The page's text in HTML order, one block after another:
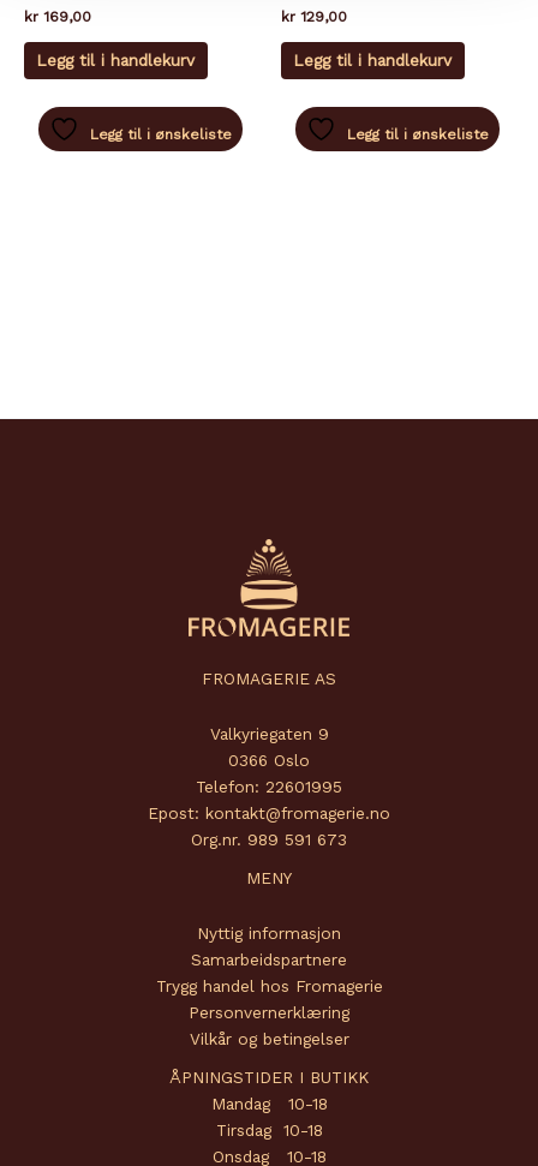
kr 169,00
Legg til i handlekurv
Legg til i ønskeliste
kr 129,00
Legg til i handlekurv
Legg til i ønskeliste
FROMAGERIE AS
Valkyriegaten 9
0366 Oslo
Telefon: 22601995
Epost: kontakt@fromagerie.no
Org.nr. 989 591 673
MENY
Nyttig informasjon
Samarbeidspartnere
Trygg handel hos Fromagerie
Personvernerklæring
Vilkår og betingelser
ÅPNINGSTIDER I BUTIKK
Mandag 10-18
Tirsdag 10-18
Onsdag 10-18